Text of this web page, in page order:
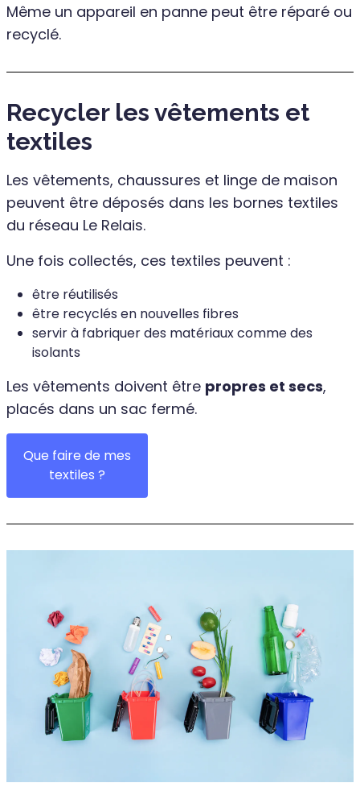
Même un appareil en panne peut être réparé ou
recyclé.
Recycler les vêtements et
textiles
Les vêtements, chaussures et linge de maison
peuvent être déposés dans les bornes textiles
du réseau Le Relais.
Une fois collectés, ces textiles peuvent :
être réutilisés
être recyclés en nouvelles fibres
servir à fabriquer des matériaux comme des
isolants
Les vêtements doivent être propres et secs,
placés dans un sac fermé.
Que faire de mes
textiles ?